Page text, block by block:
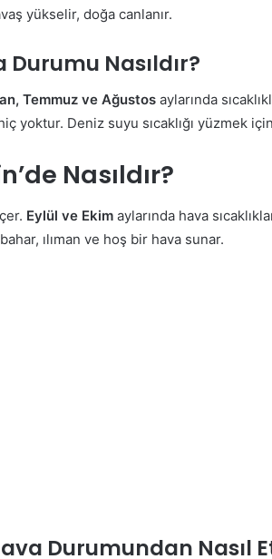
yükselir, doğa canlanır.
Durumu Nasıldır?
Temmuz ve Ağustos aylarında
yoktur. Deniz suyu sıcaklığı yüzmek
Nasıldır?
Eylül ve Ekim aylarında hava
ılıman ve hoş bir hava sunar.
Durumundan Nasıl